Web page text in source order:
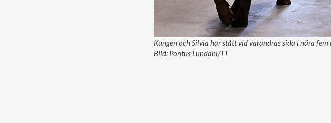
Kungen och Silvia har stått vid varandras sida i nära
Bild: Pontus Lundahl/TT